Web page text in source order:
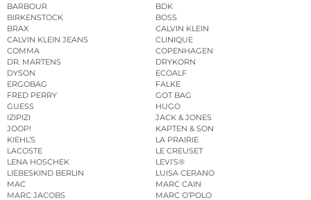
BARBOUR
BDK
BIRKENSTOCK
BOSS
BRAX
CALVIN KLEIN
CALVIN KLEIN JEANS
CLINIQUE
COMMA
COPENHAGEN
DR. MARTENS
DRYKORN
DYSON
ECOALF
ERGOBAG
FALKE
FRED PERRY
GOT BAG
GUESS
HUGO
IZIPIZI
JACK & JONES
JOOP!
KAPTEN & SON
KIEHL’S
LA PRAIRIE
LACOSTE
LE CREUSET
LENA HOSCHEK
LEVI’S®
LIEBESKIND BERLIN
LUISA CERANO
MAC
MARC CAIN
MARC JACOBS
MARC O’POLO